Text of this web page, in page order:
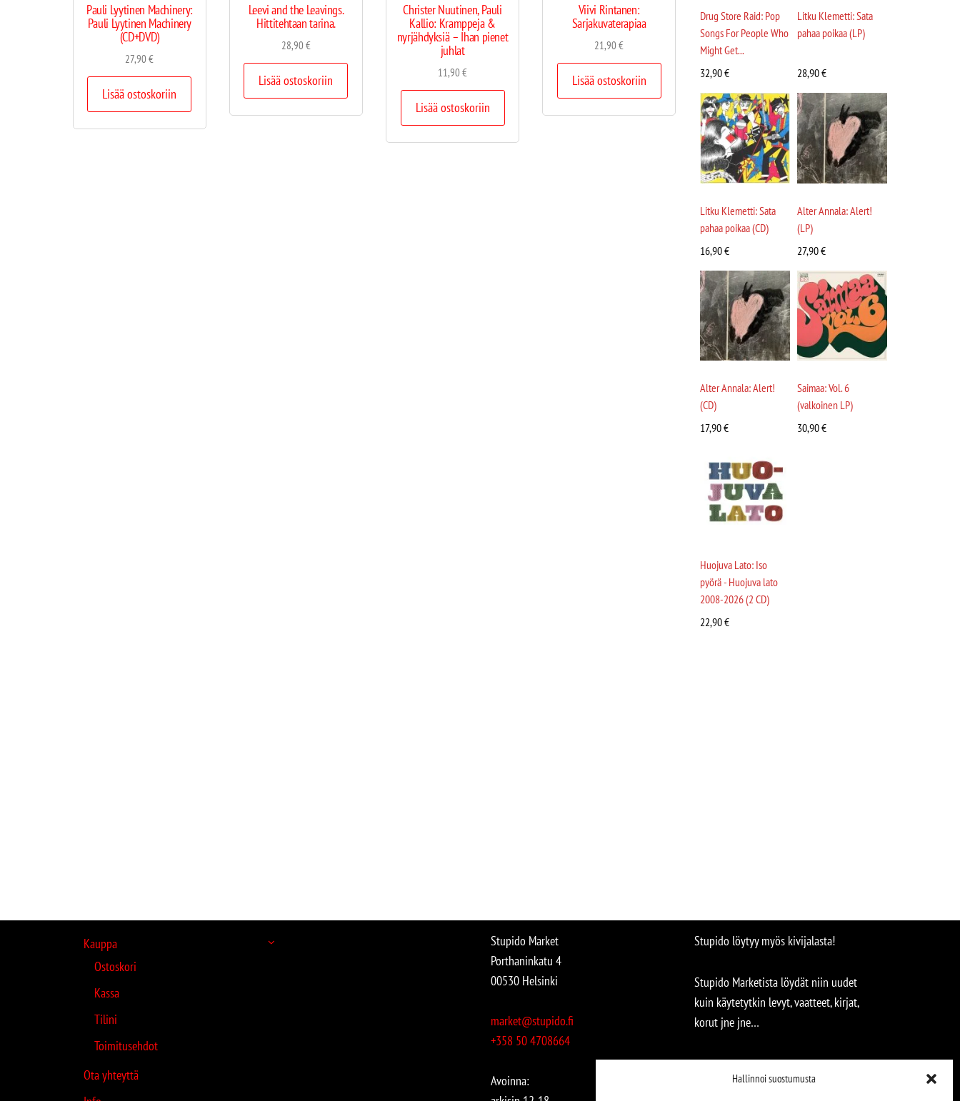
Hallinnoi suostumusta
Pauli Lyytinen Machinery:
Pauli Lyytinen Machinery
(CD+DVD)
27,90€
Lisää ostoskoriin
Leevi and the Leavings.
Hittitehtaan tarina.
28,90€
Lisää ostoskoriin
Christer Nuutinen, Pauli
Kallio: Kramppeja &
nyrjähdyksiä – Ihan pienet
juhlat
11,90€
Lisää ostoskoriin
Viivi Rintanen:
Sarjakuvaterapiaa
21,90€
Lisää ostoskoriin
Drug Store Raid: Pop
Songs For People Who
Might Get...
32,90€
Litku Klemetti: Sata
pahaa poikaa (LP)
28,90€
Litku Klemetti: Sata
pahaa poikaa (CD)
16,90€
Alter Annala: Alert!
(LP)
27,90€
Alter Annala: Alert!
(CD)
17,90€
Saimaa: Vol. 6
(valkoinen LP)
30,90€
Huojuva Lato: Iso
pyörä - Huojuva lato
2008-2026 (2 CD)
22,90€
Kauppa
Ostoskori
Kassa
Tilini
Toimitusehdot
Ota yhteyttä
Stupido Market
Porthaninkatu 4
00530 Helsinki
market@stupido.fi
+358 50 4708664
Avoinna:
Stupido löytyy myös kivijalasta!
Stupido Marketista löydät niin uudet
kuin käytetytkin levyt, vaatteet, kirjat,
korut jne jne…